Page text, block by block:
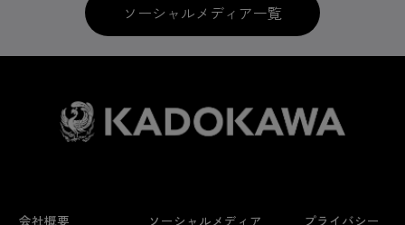
ソーシャルメディア一覧
会社概要 ソーシャルメディア プライバシー